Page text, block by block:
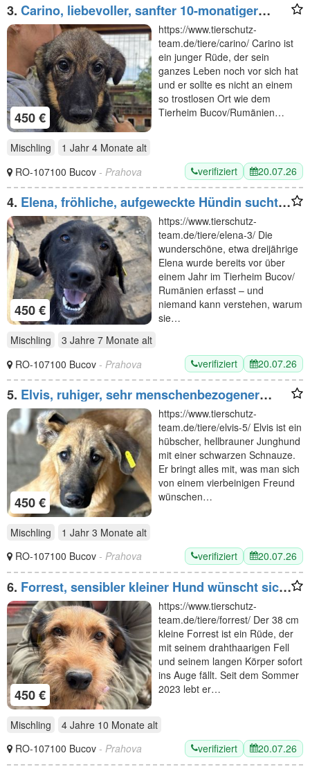
3. Carino, liebevoller, sanfter 10-monatiger
Rüde möchte das schöne Leben kennenlernen,
48 cm
450 €
https://www.tierschutz-
team.de/tiere/carino/ Carino ist
ein junger Rüde, der sein
ganzes Leben noch vor sich hat
und er sollte es nicht an einem
so trostlosen Ort wie dem
Tierheim Bucov/Rumänien…
Mischling 1 Jahr 4 Monate alt
RO-107100 Bucov - Prahova verifiziert 20.07.26
4. Elena, fröhliche, aufgeweckte Hündin sucht
fröhliches Zuhause mit viel Streicheleinheiten,
3J, 50 cm
450 €
https://www.tierschutz-
team.de/tiere/elena-3/ Die
wunderschöne, etwa dreijährige
Elena wurde bereits vor über
einem Jahr im Tierheim Bucov/
Rumänien erfasst – und
niemand kann verstehen, warum
sie…
Mischling
3 Jahre 7 Monate alt
RO-107100 Bucov - Prahova verifiziert 20.07.26
5. Elvis, ruhiger, sehr menschenbezogener
Junghund möchte gern sein Köfferchen
packen, 8 M, 48 cm
450 €
https://www.tierschutz-
team.de/tiere/elvis-5/ Elvis ist ein
hübscher, hellbrauner Junghund
mit einer schwarzen Schnauze.
Er bringt alles mit, was man sich
von einem vierbeinigen Freund
wünschen…
Mischling 1 Jahr 3 Monate alt
RO-107100 Bucov - Prahova verifiziert 20.07.26
6. Forrest, sensibler kleiner Hund wünscht sich
Menschen mit Geduld und
Einfühlungsvermögen, 4J, 38 cm
450 €
https://www.tierschutz-
team.de/tiere/forrest/ Der 38 cm
kleine Forrest ist ein Rüde, der
mit seinem drahthaarigen Fell
und seinem langen Körper sofort
ins Auge fällt. Seit dem Sommer
2023 lebt er…
Mischling 4 Jahre 10 Monate alt
RO-107100 Bucov - Prahova verifiziert 20.07.26